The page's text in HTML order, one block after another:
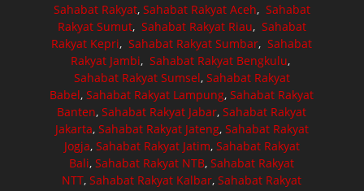
Sahabat Rakyat, Sahabat Rakyat Aceh, Sahabat
Rakyat Sumut, Sahabat Rakyat Riau, Sahabat
Rakyat Kepri,Sahabat Rakyat Sumbar,Sahabat
Rakyat Jambi, Sahabat Rakyat Bengkulu,
Sahabat Rakyat Sumsel, Sahabat Rakyat
Babel,Sahabat Rakyat Lampung,Sahabat Rakyat
Banten,Sahabat Rakyat Jabar,Sahabat Rakyat
Jakarta, Sahabat Rakyat Jateng, Sahabat Rakyat
Jogja, Sahabat Rakyat Jatim, Sahabat Rakyat
Bali,Sahabat Rakyat NTB,Sahabat Rakyat
NTT,Sahabat Rakyat Kalbar,Sahabat Rakyat